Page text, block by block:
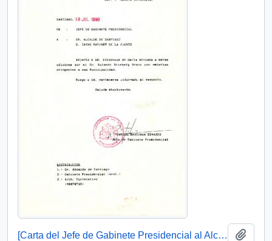
[Carta del Jefe de Gabinete Presidencial al Alcalde de Santiago]